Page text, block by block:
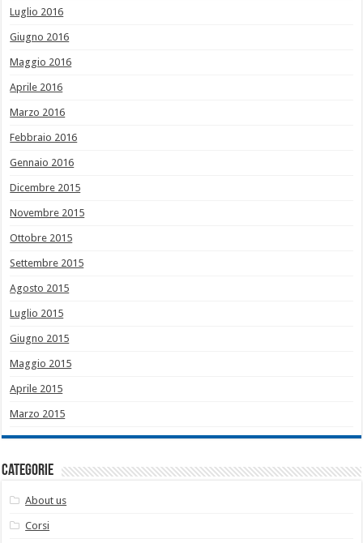
Luglio 2016
Giugno 2016
Maggio 2016
Aprile 2016
Marzo 2016
Febbraio 2016
Gennaio 2016
Dicembre 2015
Novembre 2015
Ottobre 2015
Settembre 2015
Agosto 2015
Luglio 2015
Giugno 2015
Maggio 2015
Aprile 2015
Marzo 2015
Categorie
About us
Corsi